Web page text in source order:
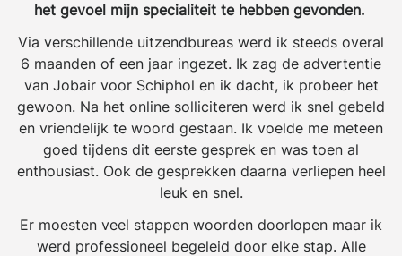
het gevoel mijn specialiteit te hebben gevonden.
Via verschillende uitzendbureas werd ik steeds overal
6 maanden of een jaar ingezet. Ik zag de advertentie
van Jobair voor Schiphol en ik dacht, ik probeer het
gewoon. Na het online solliciteren werd ik snel gebeld
en vriendelijk te woord gestaan. Ik voelde me meteen
goed tijdens dit eerste gesprek en was toen al
enthousiast. Ook de gesprekken daarna verliepen heel
leuk en snel.
Er moesten veel stappen woorden doorlopen maar ik
werd professioneel begeleid door elke stap. Alle